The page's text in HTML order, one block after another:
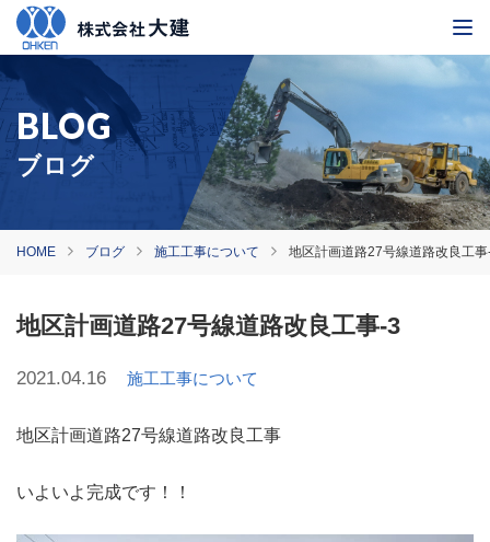
ブログ
HOME ブログ 施工工事について 地区計画道路27号線道路改良工
地区計画道路27号線道路改良工事-3
2021.04.16 施工工事について
地区計画道路27号線道路改良工事
いよいよ完成です！！